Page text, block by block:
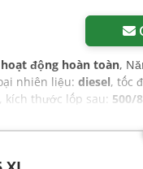
hoạt động hoàn toàn,
nhiên liệu: diesel, tốc
, kích thước lốp sau: 500/
nối rơ-moóc, rape